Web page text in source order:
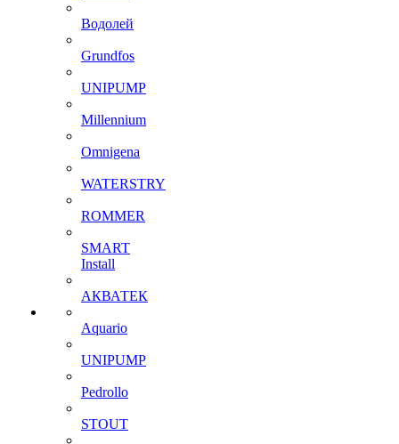
Водолей
Grundfos
UNIPUMP
Millennium
Omnigena
WATERSTRY
ROMMER
SMART
Install
АКВАТЕК
Aquario
UNIPUMP
Pedrollo
STOUT